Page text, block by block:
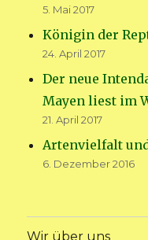
5. Mai 2017
Königin der
24. April 2017
Der neue
Mayen liest im
21. April 2017
Artenvielfalt
6. Dezember 2016
Wir über uns